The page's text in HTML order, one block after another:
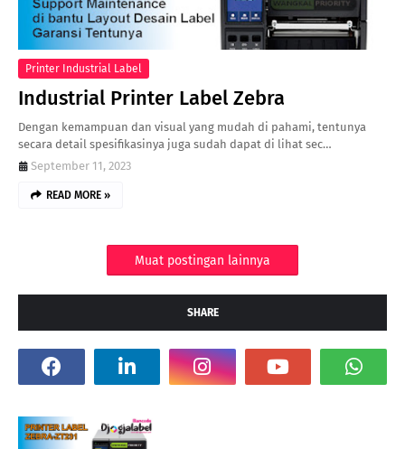
Printer Industrial Label
Industrial Printer Label Zebra
Dengan kemampuan dan visual yang mudah di pahami, tentunya
secara detail spesifikasinya juga sudah dapat di lihat sec…
September 11, 2023
READ MORE »
Muat postingan lainnya
SHARE